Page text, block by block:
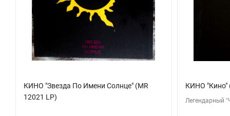
КИНО "Звезда По Имени Солнце" (MR
12021 LP)
КИНО "Кино"
Легендарный